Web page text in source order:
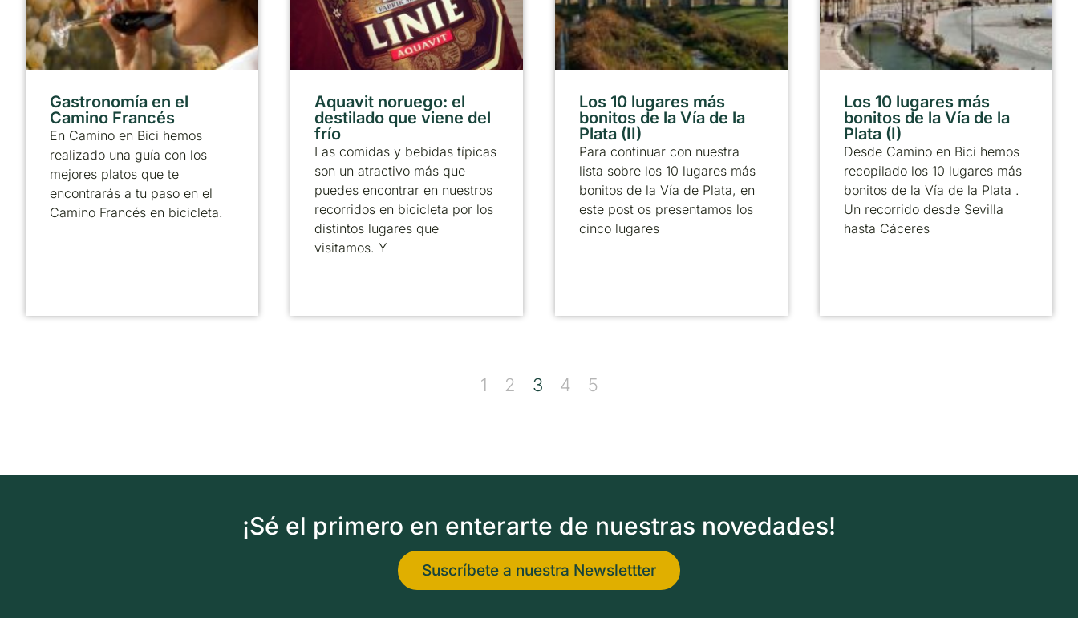
Gastronomía en el
Camino Francés
En Camino en Bici hemos
realizado una guía con los
mejores platos que te
encontrarás a tu paso en el
Camino Francés en bicicleta.
Aquavit noruego: el
destilado que viene del
frío
Las comidas y bebidas típicas
son un atractivo más que
puedes encontrar en nuestros
recorridos en bicicleta por los
distintos lugares que
visitamos. Y
Los 10 lugares más
bonitos de la Vía de la
Plata (II)
Para continuar con nuestra
lista sobre los 10 lugares más
bonitos de la Vía de Plata, en
este post os presentamos los
cinco lugares
Los 10 lugares más
bonitos de la Vía de la
Plata (I)
Desde Camino en Bici hemos
recopilado los 10 lugares más
bonitos de la Vía de la Plata .
Un recorrido desde Sevilla
hasta Cáceres
1 2 3 4 5
¡Sé el primero en enterarte de nuestras novedades!
Suscríbete a nuestra Newslettter